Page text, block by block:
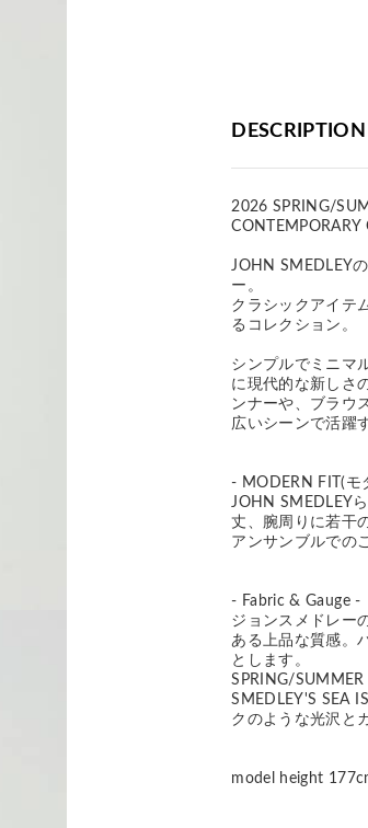
DESCRIPTION
2026 SPRING/
CONTEMPORARY
JOHN SMEDLEY
ー。
クラシックアイテ
るコレクション。
シンプルでミニマ
に現代的な新しさ
ンナーや、ブラウ
広いシーンで活躍
- MODERN FIT(モ
JOHN SMEDLEY
丈、腕周りに若干
アンサンブルでの
- Fabric & Gauge -
ジョンスメドレー
ある上品な質感。
とします。
SPRING/
SMEDLEY'S SEA
クのような光沢と
model height